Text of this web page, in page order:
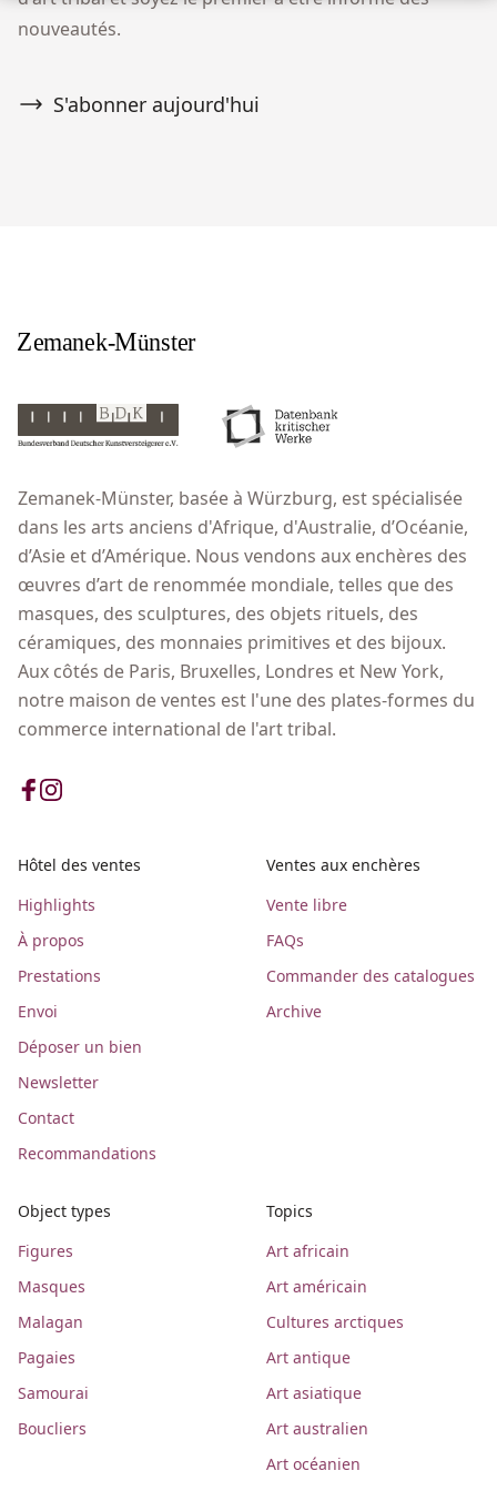
nouveautés.
S'abonner aujourd'hui
Zemanek-Münster, basée à Würzburg, est spécialisée
dans les arts anciens d'Afrique, d'Australie, d’Océanie,
d’Asie et d’Amérique. Nous vendons aux enchères des
œuvres d’art de renommée mondiale, telles que des
masques, des sculptures, des objets rituels, des
céramiques, des monnaies primitives et des bijoux.
Aux côtés de Paris, Bruxelles, Londres et New York,
notre maison de ventes est l'une des plates-formes du
commerce international de l'art tribal.
Hôtel des ventes
Highlights
À propos
Prestations
Envoi
Déposer un bien
Newsletter
Contact
Recommandations
Ventes aux enchères
Vente libre
FAQs
Commander des catalogues
Archive
Object types
Figures
Masques
Malagan
Pagaies
Samourai
Boucliers
Topics
Art africain
Art américain
Cultures arctiques
Art antique
Art asiatique
Art australien
Art océanien